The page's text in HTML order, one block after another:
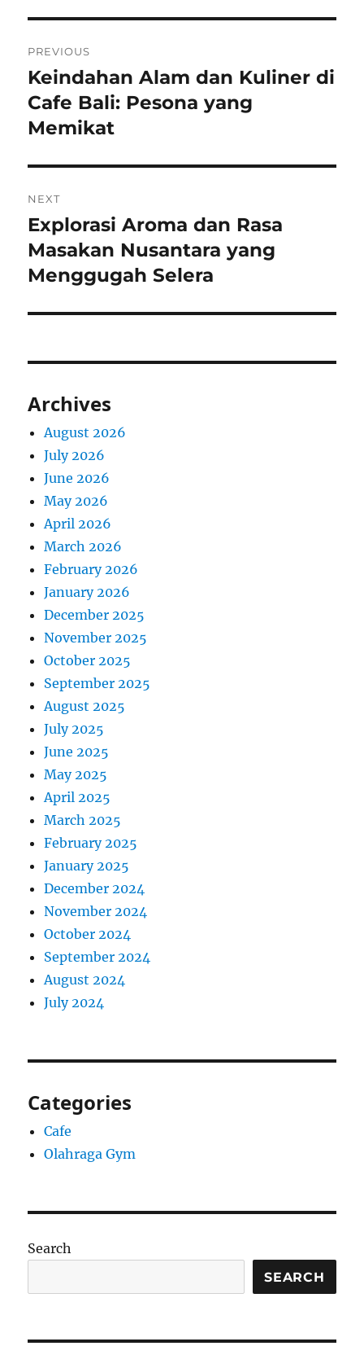
navigation
PREVIOUS
Previous
post:
Keindahan Alam dan Kuliner di
Cafe Bali: Pesona yang
Memikat
NEXT
Next
post:
Explorasi Aroma dan Rasa
Masakan Nusantara yang
Menggugah Selera
Archives
August 2026
July 2026
June 2026
May 2026
April 2026
March 2026
February 2026
January 2026
December 2025
November 2025
October 2025
September 2025
August 2025
July 2025
June 2025
May 2025
April 2025
March 2025
February 2025
January 2025
December 2024
November 2024
October 2024
September 2024
August 2024
July 2024
Categories
Cafe
Olahraga Gym
Search
SEARCH